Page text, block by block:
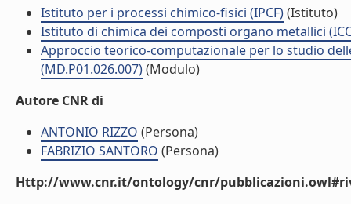
Istituto per i processi chimico-fisici (IPCF)(Istituto)
Istituto di chimica dei composti organo metallici
Approccio teorico-computazionale per lo studio
(MD.P01.026.007)(Modulo)
Autore CNR di
ANTONIO RIZZO (Persona)
FABRIZIO SANTORO (Persona)
Http://www.cnr.it/ontology/cnr/